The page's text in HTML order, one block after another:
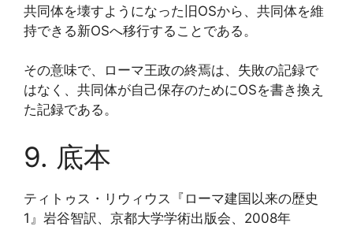
共同体を壊すようになった旧OSから、共同体を維
持できる新OSへ移行することである。
その意味で、ローマ王政の終焉は、失敗の記録で
はなく、共同体が自己保存のためにOSを書き換え
た記録である。
9. 底本
ティトゥス・リウィウス『ローマ建国以来の歴史
1』岩谷智訳、京都大学学術出版会、2008年